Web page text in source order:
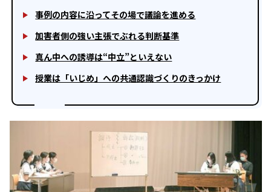
事例の内容に沿ってその場で議論を進める
加害者側の強い主張でぶれる判断基準
真ん中への誘導は“中立”といえない
授業は「いじめ」への共通認識づくりのきっかけ